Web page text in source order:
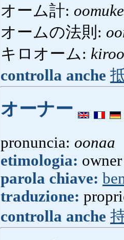
オーム計:
オームの法則:
キロオーム:
controlla anche
オーナー
pronuncia: oonaa
etimologia:
parola chiave:
traduzione:
controlla anche